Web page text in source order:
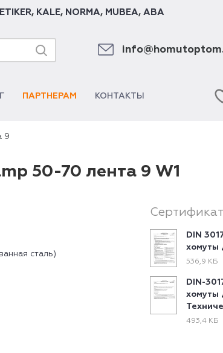
, KALE, NORMA, MUBEA, ABA
ПАРТНЕРАМ КОНТАКТЫ
9
50-70 лента 9 W1
сталь)
DIN
хомуты
536,9 КБ
DIN-
хомуты
493,4 КБ